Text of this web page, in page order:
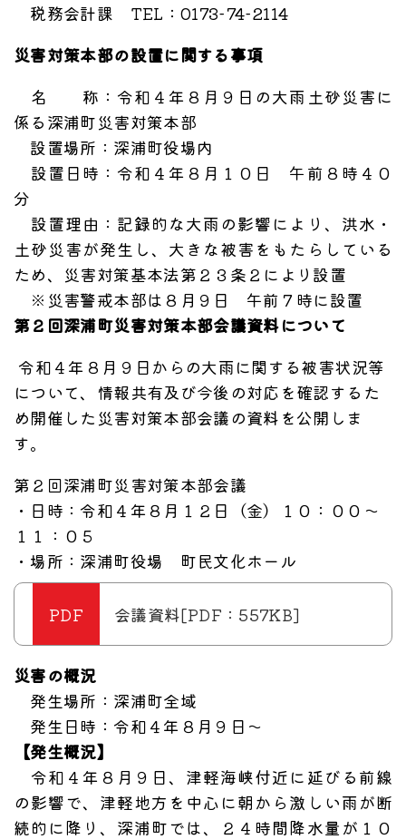
税務会計課 TEL：0173-74-2114
災害対策本部の設置に関する事項
名 称：令和４年８月９日の大雨土砂災害に
係る深浦町災害対策本部
設置場所：深浦町役場内
設置日時：令和４年８月１０日 午前８時４０
分
設置理由：記録的な大雨の影響により、洪水・
土砂災害が発生し、大きな被害をもたらしている
ため、災害対策基本法第２３条２により設置
※災害警戒本部は８月９日 午前７時に設置
第２回深浦町災害対策本部会議資料について
令和４年８月９日からの大雨に関する被害状況等
について、情報共有及び今後の対応を確認するた
め開催した災害対策本部会議の資料を公開しま
す。
第２回深浦町災害対策本部会議
・日時：令和４年８月１２日（金）１０：００～
１１：０５
・場所：深浦町役場 町民文化ホール
会議資料[PDF：557KB]
災害の概況
発生場所：深浦町全域
発生日時：令和４年８月９日～
【発生概況】
令和４年８月９日、津軽海峡付近に延びる前線
の影響で、津軽地方を中心に朝から激しい雨が断
続的に降り、深浦町では、２４時間降水量が１０